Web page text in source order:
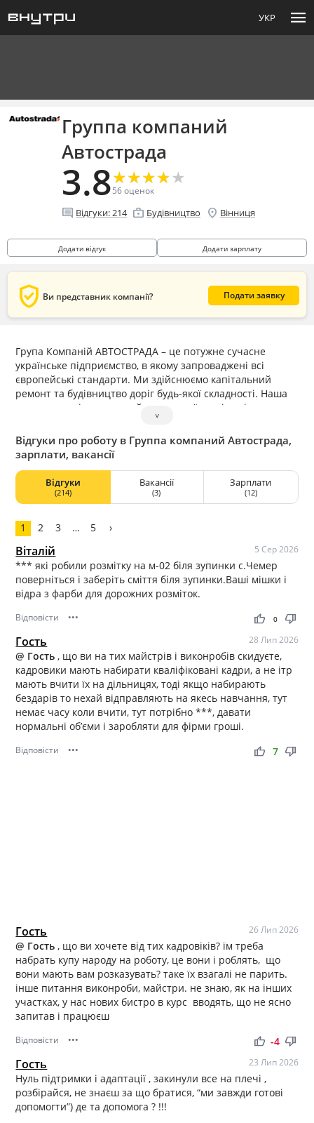
УКР menu
Группа компаний
Автострада
3.8★
★★
★★
★★
★★
★
56оценок
comment Відгуки:214 enterprise Будівництво location_on Вінниця
Додати відгук Додати зарплату
verified_user Ви представник компанії? Подати заявку
Група Компаній АВТОСТРАДА – це потужне сучасне
українське підприємство, в якому запроваджені всі
європейські стандарти. Ми здійснюємо капітальний
ремонт та будівництво доріг будь-якої складності. Наша
запорука успіху – власний парк нової техніки від
найкращих світових виробників та сильна команда
професіоналів з великим досвідом роботи в галузі
˅
Відгуки про роботу в Группа компаний Автострада,
зарплати, вакансії
Відгуки
(214)
Вакансії
(3)
Зарплати
(12)
1 2 3 … 5 ›
Віталій 5 Сер 2026
*** які робили розмітку на м-02 біля зупинки с.Чемер
поверніться і заберіть сміття біля зупинки.Ваші мішки і
відра з фарби для дорожних розміток.
Відповісти ••• thumb_up thumb_down
0
Гость 28 Лип 2026
@ Гость, що ви на тих майстрів і виконробів скидуєте,
кадровики мають набирати кваліфіковані кадри, а не ітр
мають вчити їх на дільницях, тоді якщо набирають
бездарів то нехай відправляють на якесь навчання, тут
немає часу коли вчити, тут потрібно ***, давати
нормальні об’єми і заробляти для фірми гроші.
Відповісти ••• thumb_up thumb_down
7
Гость 26 Лип 2026
@ Гость, що ви хочете від тих кадровіків? їм треба
набрать купу народу на роботу, це вони і роблять, що
вони мають вам розказувать? таке їх взагалі не парить.
інше питання виконроби, майстри. не знаю, як на інших
участках, у нас нових бистро в курс вводять, що не ясно
запитав і працюєш
Відповісти ••• thumb_up thumb_down
-4
Гость 23 Лип 2026
Нуль підтримки і адаптації , закинули все на плечі ,
розбірайся, не знаєш за що братися, “ми завжди готові
допомогти”) де та допомога ? !!!